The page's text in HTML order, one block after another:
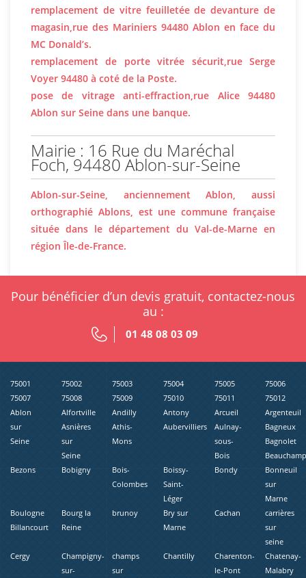
remplacement de vitre feuilletée de devanture de
magasin,rue des Mariniers 94480 Ablon en face du
MC Donald’s.
remplacement de porte vitrée sécurit,rue Serge
Voyer 94480 à coté de la Poste.
pose de vitrage anti-effraction,rue Alice 94480
Ablon sur Seine dans une banque.
Mairie : 16 Rue du Maréchal
Foch, 94480 Ablon-sur-Seine
Ablon-sur-Seine, anciennement Ablon, aussi
orthographié Ablons, est une commune française
située dans le département du Val-de-Marne en
région Île-de-France.
Pour bénéficier d’un devis gratuit, contactez-nous
au :
01 48 08 03 09
75001 75002 75003 75004 75005
75006
75007
75008 75009 75010 75011
75012
Ablon
sur
Seine
Alfortville Andilly Antony Arcueil
Argenteuil
Asnières
sur
Seine
Athis-
Mons
Aubervilliers
Aulnay-
sous-
Bois
Bagneux
Bagnolet
Bezons
Bobigny
Bois-
Colombes
Boissy-
Saint-
Léger
Bondy
Bonneuil
sur
Marne
Boulogne
Billancourt
Bourg la
Reine
brunoy
Bry sur
Marne
Cachan
carrières
sur
seine
Cergy
Champigny-
sur-
champs
sur
Chantilly
Charenton-
le-Pont
Chatenay-
Malabry